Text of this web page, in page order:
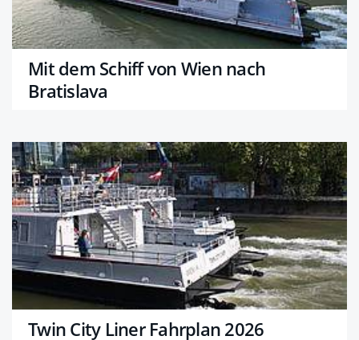
Mit dem Schiff von Wien nach
Bratislava
Twin City Liner Fahrplan 2026